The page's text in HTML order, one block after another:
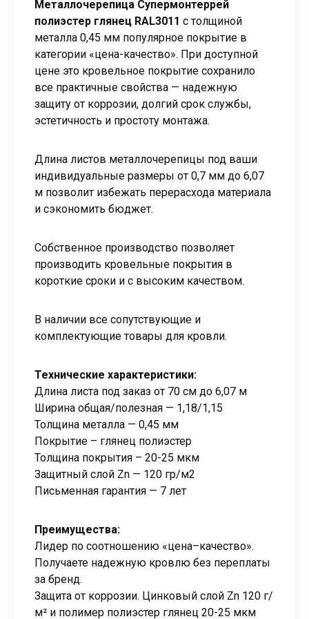
Металлочерепица Супермонтеррей
полиэстер глянец RAL3011 с толщиной
металла 0,45 мм популярное покрытие в
категории «цена-качество». При доступной
цене это кровельное покрытие сохранило
все практичные свойства — надежную
защиту от коррозии, долгий срок службы,
эстетичность и простоту монтажа.
Длина листов металлочерепицы под ваши
индивидуальные размеры от 0,7 мм до 6,07
м позволит избежать перерасхода материала
и сэкономить бюджет.
Собственное производство позволяет
производить кровельные покрытия в
короткие сроки и с высоким качеством.
В наличии все сопутствующие и
комплектующие товары для кровли.
Технические характеристики:
Длина листа под заказ от 70 см до 6,07 м
Ширина общая/полезная — 1,18/1,15
Толщина металла — 0,45 мм
Покрытие – глянец полиэстер
Толщина покрытия – 20-25 мкм
Защитный слой Zn — 120 гр/м2
Письменная гарантия — 7 лет
Преимущества:
Лидер по соотношению «цена–качество».
Получаете надежную кровлю без переплаты
за бренд.
Защита от коррозии. Цинковый слой Zn 120 г/
м² и полимер полиэстер глянец 20-25 мкм